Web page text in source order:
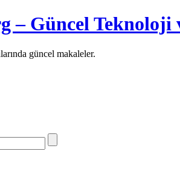
– Güncel Teknoloji
güncel makaleler.